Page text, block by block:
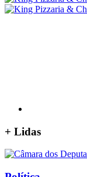
+ Lidas